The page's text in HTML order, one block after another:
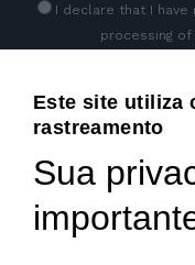
I declare that I have
processing
Este site utiliza
rastreamento
Sua